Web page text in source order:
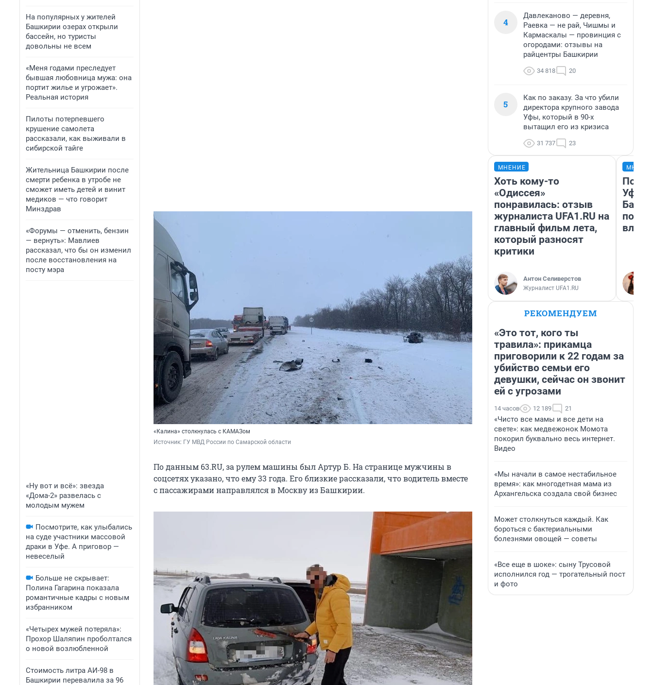
На популярных у жителей
Башкирии озерах открыли
бассейн, но туристы
довольны не всем
«Меня годами преследует
бывшая любовница мужа: она
портит жилье и угрожает».
Реальная история
Пилоты потерпевшего
крушение самолета
рассказали, как выживали в
сибирской тайге
Жительница Башкирии после
смерти ребенка в утробе не
сможет иметь детей и винит
медиков — что говорит
Минздрав
«Форумы — отменить, бензин
— вернуть»: Мавлиев
рассказал, что бы он изменил
после восстановления на
посту мэра
«Ну вот и всё»: звезда
«Дома-2» развелась с
молодым мужем
Посмотрите, как улыбались
на суде участники массовой
драки в Уфе. А приговор —
невеселый
Больше не скрывает:
Полина Гагарина показала
романтичные кадры с новым
избранником
«Четырех мужей потеряла»:
Прохор Шаляпин проболтался
о новой возлюбленной
Стоимость литра АИ-98 в
Башкирии перевалила за 96
«Калина» столкнулась с КАМАЗом
Источник: ГУ МВД России по Самарской области
По данным 63.RU, за рулем машины был Артур Б. На странице мужчины в
соцсетях указано, что ему 33 года. Его близкие рассказали, что водитель вместе
с пассажирами направлялся в Москву из Башкирии.
4
Давлеканово — деревня,
Раевка — не рай, Чишмы и
Кармаскалы — провинция с
огородами: отзывы на
райцентры Башкирии
34 818 20
5
Как по заказу. За что убили
директора крупного завода
Уфы, который в 90-х
вытащил его из кризиса
31 737 23
МНЕНИЕ
Хоть кому-то
«Одиссея»
понравилась: отзыв
журналиста UFA1.RU на
главный фильм лета,
который разносят
критики
Антон Селиверстов
Журналист UFA1.RU
Уфы:
РЕКОМЕНДУЕМ
«Это тот, кого ты
травила»: прикамца
приговорили к 22 годам за
убийство семьи его
девушки, сейчас он звонит
ей с угрозами
14 часов 12 189 21
«Чисто все мамы и все дети на
свете»: как медвежонок Момота
покорил буквально весь интернет.
Видео
«Мы начали в самое нестабильное
время»: как многодетная мама из
Архангельска создала свой бизнес
Может столкнуться каждый. Как
бороться с бактериальными
болезнями овощей — советы
«Все еще в шоке»: сыну Трусовой
исполнился год — трогательный пост
и фото